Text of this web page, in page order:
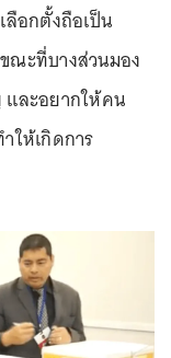
อกตั้งถือเป็น
ะที่บางส่วนมอง
และอยากให้คน
ให้เกิดการ